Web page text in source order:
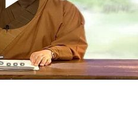
Play
Video